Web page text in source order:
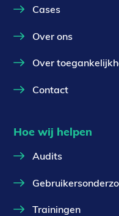
Cases
Over ons
Over
Contact
Hoe wij helpen
Audits
Trainingen